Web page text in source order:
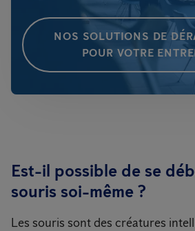
NOS SOLUTIONS DE
POUR VOTRE
Est-il possible de se
souris soi-même ?
Les souris sont des créatures